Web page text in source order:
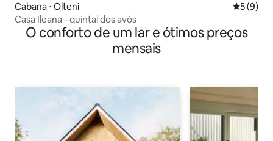
Cabana ⋅ Olteni 5 de
5 (9)
Casa Ileana - quintal dos avós
O conforto de um lar e ótimos preços
mensais